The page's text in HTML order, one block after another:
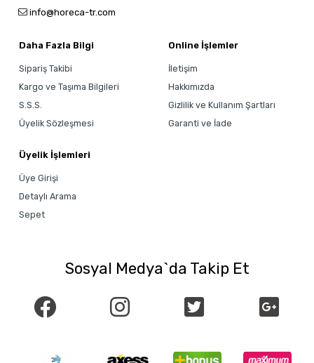
info@horeca-tr.com
Daha Fazla Bilgi
Sipariş Takibi
Kargo ve Taşıma Bilgileri
S.S.S.
Üyelik Sözleşmesi
Online İşlemler
İletişim
Hakkımızda
Gizlilik ve Kullanım Şartları
Garanti ve İade
Üyelik İşlemleri
Üye Girişi
Detaylı Arama
Sepet
Sosyal Medya`da Takip Et